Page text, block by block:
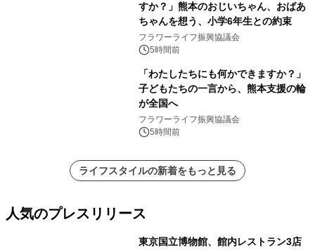
すか？」熊本のおじいちゃん、おばあ
ちゃんを想う、小学6年生との約束
フラワーライフ振興協議会
5時間前
「わたしたちにも何かできますか？」
子どもたちの一言から、熊本支援の輪
が全国へ
フラワーライフ振興協議会
5時間前
ライフスタイルの新着をもっと見る
人気のプレスリリース
東京国立博物館、館内レストラン3店